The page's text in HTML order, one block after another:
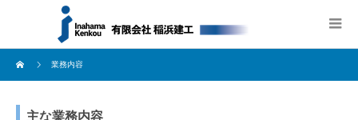
業務内容
主な業務内容